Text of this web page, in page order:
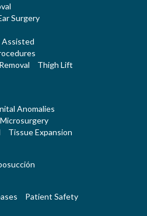
Surgery
Assisted
Thigh Lift
Anomalies
Microsurgery
Tissue Expansion
Patient Safety